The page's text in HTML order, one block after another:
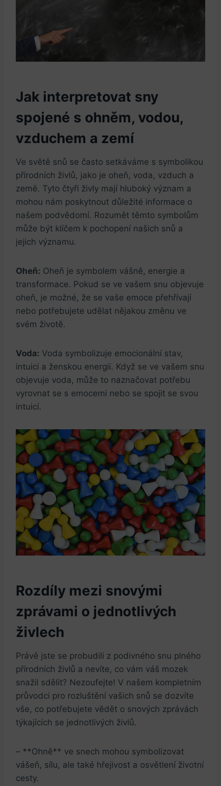
Jak interpretovat sny
spojené s ohněm, vodou,
vzduchem a zemí
Ve světě snů se často setkáváme s symbolikou
přírodních živlů, jako je oheň, voda, vzduch a
země. Tyto čtyři živly mají hluboký význam a
mohou nám poskytnout důležité informace o
našem podvědomí. Rozumět těmto symbolům
může být klíčem k pochopení našich snů a
jejich významu.
Oheň: Oheň je symbolem vášně, energie a
transformace. Pokud se ve vašem snu objevuje
oheň, je možné, že se vaše emoce přehřívají
nebo potřebujete udělat nějakou změnu ve
svém životě.
Voda: Voda symbolizuje emocionální stav,
intuici a ženskou energii. Když se ve vašem snu
objevuje voda, může to naznačovat potřebu
vyrovnat se s emocemi nebo se spojit se svou
intuicí.
Rozdíly mezi snovými
zprávami o jednotlivých
živlech
Právě jste se probudili z podivného snu plného
přírodních živlů a nevíte, co vám váš mozek
snažil sdělit? Nezoufejte! V našem kompletním
průvodci pro rozluštění vašich snů se dozvíte
vše, co potřebujete vědět o snových zprávách
týkajících se jednotlivých živlů.
– **Ohně** ve snech mohou symbolizovat
vášeň, sílu, ale také hřejivost a osvětlení životní
cesty.